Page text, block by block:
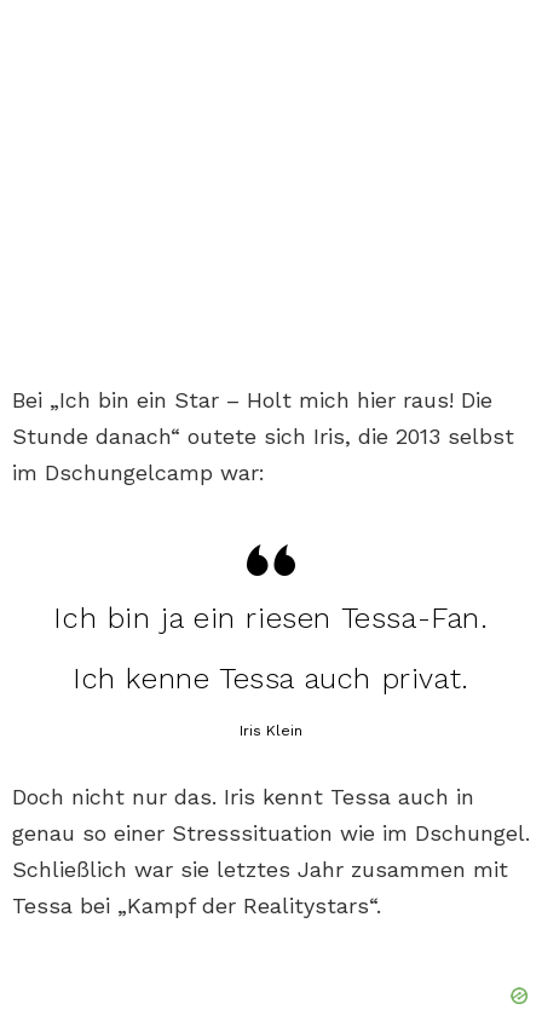
Bei „Ich bin ein Star – Holt mich hier raus! Die
Stunde danach“ outete sich Iris, die 2013 selbst
im Dschungelcamp war:
Ich bin ja ein riesen Tessa-Fan.
Ich kenne Tessa auch privat.
Iris Klein
Doch nicht nur das. Iris kennt Tessa auch in
genau so einer Stresssituation wie im Dschungel.
Schließlich war sie letztes Jahr zusammen mit
Tessa bei „Kampf der Realitystars“.